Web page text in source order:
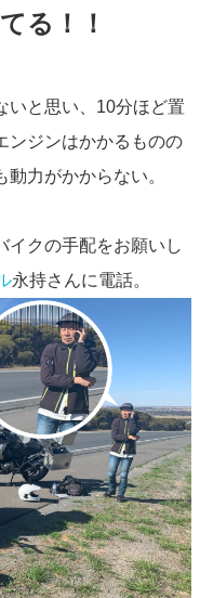
る！！
いと思い、10分ほど置
ンジンはかかるものの
力がかからない。
イクの手配をお願いし
永持さんに電話。